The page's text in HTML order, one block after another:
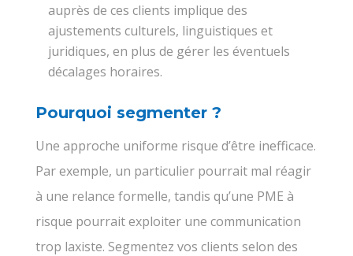
auprès de ces clients implique des
ajustements culturels, linguistiques et
juridiques, en plus de gérer les éventuels
décalages horaires.
Pourquoi segmenter ?
Une approche uniforme risque d’être inefficace.
Par exemple, un particulier pourrait mal réagir
à une relance formelle, tandis qu’une PME à
risque pourrait exploiter une communication
trop laxiste. Segmentez vos clients selon des